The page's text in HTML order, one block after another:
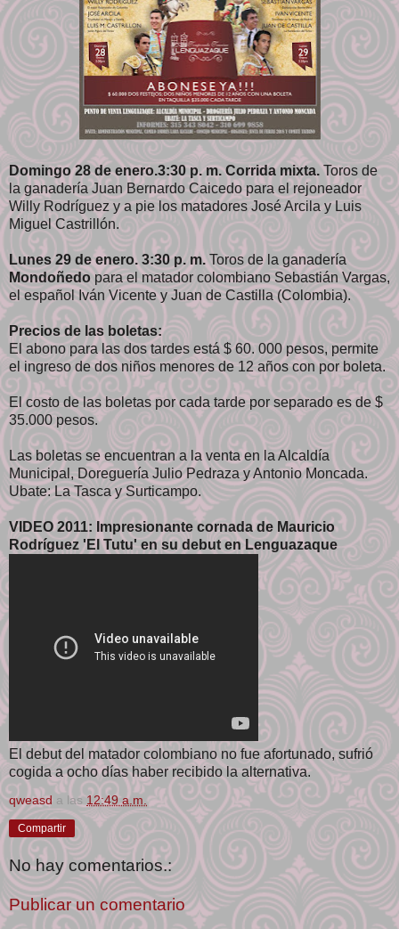
Domingo 28 de enero.3:30 p. m. Corrida mixta.Toros de
la ganadería Juan Bernardo Caicedo para el rejoneador
Willy Rodríguez y a pie los matadores José Arcila y Luis
Miguel Castrillón.
Lunes 29 de enero. 3:30 p. m.Toros de la ganadería
Mondoñedopara el matador colombiano Sebastián Vargas,
el español Iván Vicente y Juan de Castilla (Colombia).
Precios de las boletas:
El abono para las dos tardes está $ 60. 000 pesos, permite
el ingreso de dos niños menores de 12 años con por boleta.
El costo de las boletas por cada tarde por separado es de $
35.000 pesos.
Las boletas se encuentran a la venta en la Alcaldía
Municipal, Doreguería Julio Pedraza y Antonio Moncada.
Ubate: La Tasca y Surticampo.
VIDEO 2011: Impresionante cornada de Mauricio
Rodríguez 'El Tutu' en su debut en Lenguazaque
El debut del matador colombiano no fue afortunado, sufrió
cogida a ocho días haber recibido la alternativa.
qweasd a las 12:49 a.m.
Compartir
No hay comentarios.:
Publicar un comentario